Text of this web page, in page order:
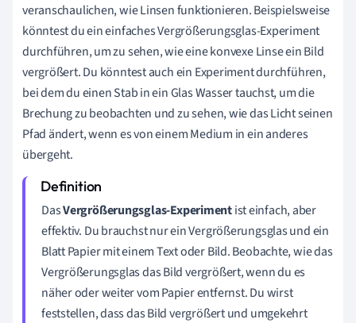
veranschaulichen, wie Linsen funktionieren. Beispielsweise
könntest du ein einfaches Vergrößerungsglas-Experiment
durchführen, um zu sehen, wie eine konvexe Linse ein Bild
vergrößert. Du könntest auch ein Experiment durchführen,
bei dem du einen Stab in ein Glas Wasser tauchst, um die
Brechung zu beobachten und zu sehen, wie das Licht seinen
Pfad ändert, wenn es von einem Medium in ein anderes
übergeht.
DasVergrößerungsglas-Experimentist einfach, aber
effektiv. Du brauchst nur ein Vergrößerungsglas und ein
Blatt Papier mit einem Text oder Bild. Beobachte, wie das
Vergrößerungsglas das Bild vergrößert, wenn du es
näher oder weiter vom Papier entfernst. Du wirst
feststellen, dass das Bild vergrößert und umgekehrt